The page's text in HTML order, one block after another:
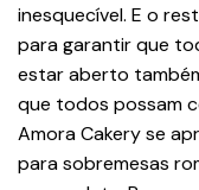
inesquecível. E o
para garantir que
estar aberto
que todos possam
Amora Cakery se
para sobremesas